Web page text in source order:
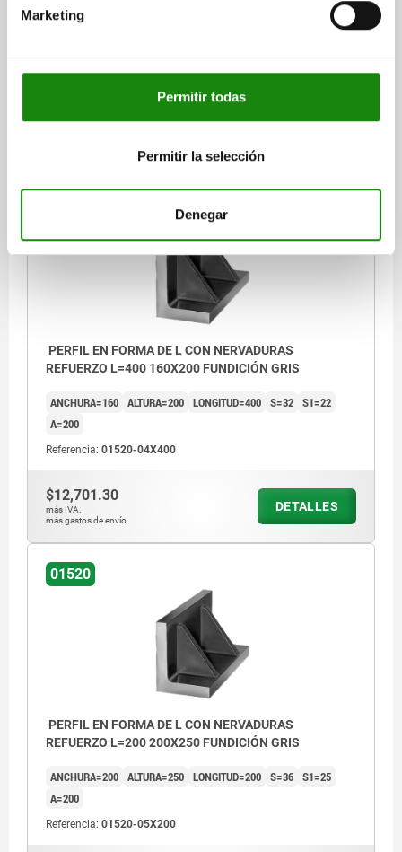
Marketing
Permitir todas
Permitir la selección
Denegar
ANCHURA=160
Referencia:01520-04X200
$7,355.54
PERFIL EN FORMA DE L CON NERVADURAS
REFUERZO L=400 160X200 FUNDICIÓN GRIS
ANCHURA=160 ALTURA=200 LONGITUD=400 S=32 S1=22
A=200
Referencia: 01520-04X400
$12,701.30
más IVA.
más gastos de envío
DETALLES
01520
PERFIL EN FORMA DE L CON NERVADURAS
REFUERZO L=200 200X250 FUNDICIÓN GRIS
ANCHURA=200 ALTURA=250 LONGITUD=200 S=36 S1=25
A=200
Referencia: 01520-05X200